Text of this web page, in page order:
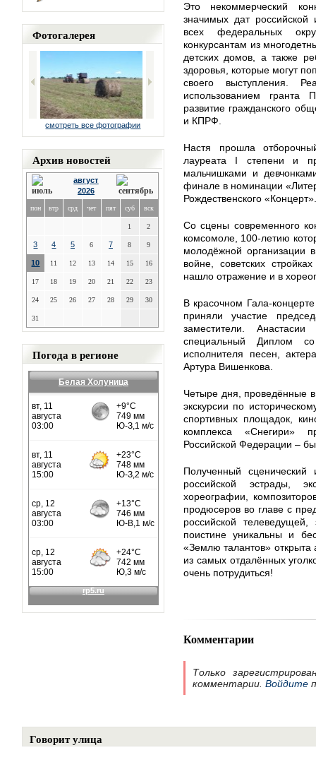
Фотогалерея
смотреть все фотографии
Архив новостей
август
2026
пон втр срд чет пят суб вск
1 2
3 4 5 6 7 8 9
10 11 12 13 14 15 16
17 18 19 20 21 22 23
24 25 26 27 28 29 30
31
Погода в регионе
Белая Холуница
Это некоммерческий
значимых дат
всех федеральных
конкурсантам из
детских домов, а также
здоровья, которые могут
своего выступления.
использованием гранта
развитие гражданского
и КПРФ.
Настя прошла
лауреата I степени и
мальчишками и
финале в номинации
Рождественского «Концерт».
Со сцены современного
комсомоле, 100-летию
молодёжной организации
войне, советских
нашло отражение и в
В красочном Гала-
приняли участие
заместители.
специальный Диплом
исполнителя песен,
Артура Вишенкова.
Четыре дня, проведённые
экскурсии по
спортивных площадок,
комплекса «Снегири»
Российской Федерации –
Полученный сценический
российской эстрады,
хореографии,
продюсеров во главе с
российской
поистине уникальны и
«Землю талантов» открыта
из самых отдалённых
очень потрудиться!
Комментарии
Только
комментарии. Войдите
Говорит улица